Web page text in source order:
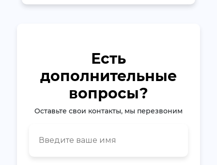
Есть
дополнительные
вопросы?
Оставьте свои контакты, мы перезвоним